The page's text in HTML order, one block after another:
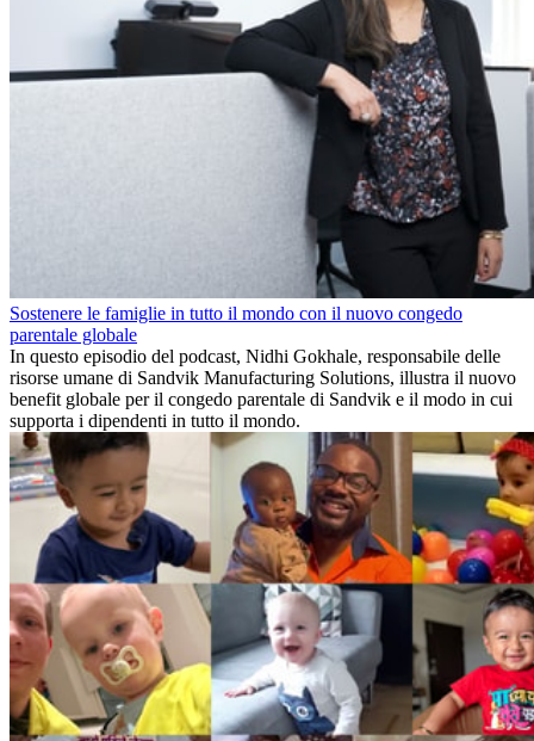
Sostenere le famiglie in tutto il mondo con il nuovo congedo
parentale globale
In questo episodio del podcast, Nidhi Gokhale, responsabile delle
risorse umane di Sandvik Manufacturing Solutions, illustra il nuovo
benefit globale per il congedo parentale di Sandvik e il modo in cui
supporta i dipendenti in tutto il mondo.